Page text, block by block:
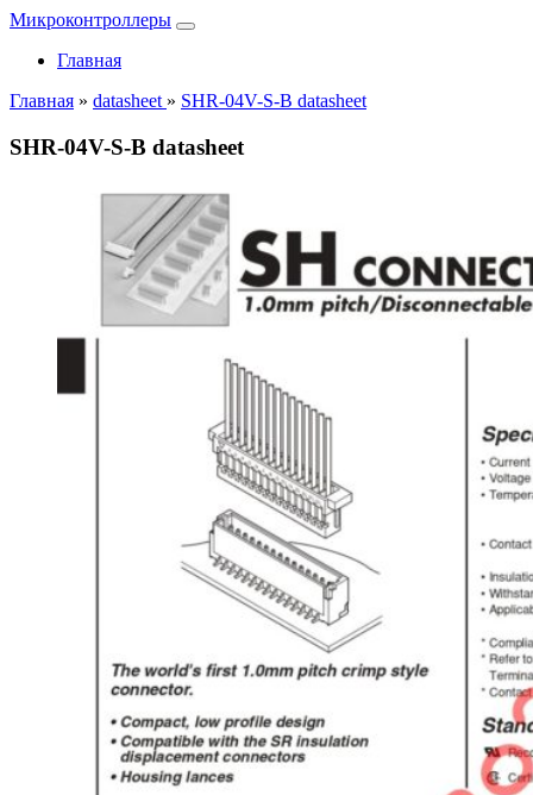
Микроконтроллеры
Главная
Главная » datasheet » SHR-04V-S-B datasheet
SHR-04V-S-B datasheet